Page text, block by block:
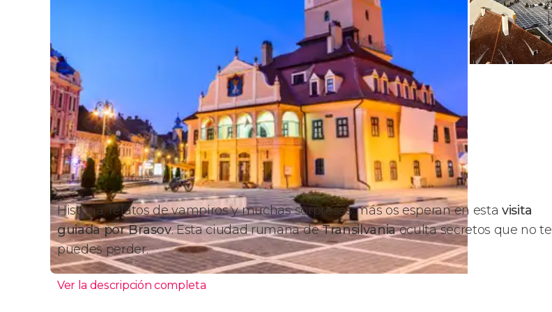
Historia, relatos de vampiros y muchas sorpresas más os esperan en esta visita
guiada por Brasov. Esta ciudad rumana deTransilvaniaoculta secretos que no te
puedes perder.
Ver la descripción completa